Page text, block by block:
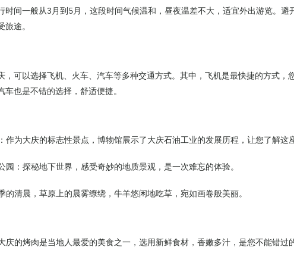
时间一般从3月到5月，这段时间气候温和，昼夜温差不大，适宜外出游览。避
途。
，可以选择飞机、火车、汽车等多种交通方式。其中，飞机是最快捷的方式，
也是不错的选择，舒适便捷。
作为大庆的标志性景点，博物馆展示了大庆石油工业的发展历程，让您了解这
园：探秘地下世界，感受奇妙的地质景观，是一次难忘的体验。
的清晨，草原上的晨雾缭绕，牛羊悠闲地吃草，宛如画卷般美丽。
庆的烤肉是当地人最爱的美食之一，选用新鲜食材，香嫩多汁，是您不能错过